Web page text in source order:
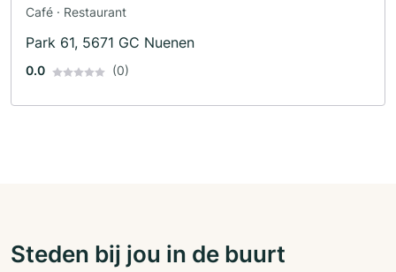
Café · Restaurant
Park 61, 5671 GC Nuenen
0.0 (0)
Steden bij jou in de buurt